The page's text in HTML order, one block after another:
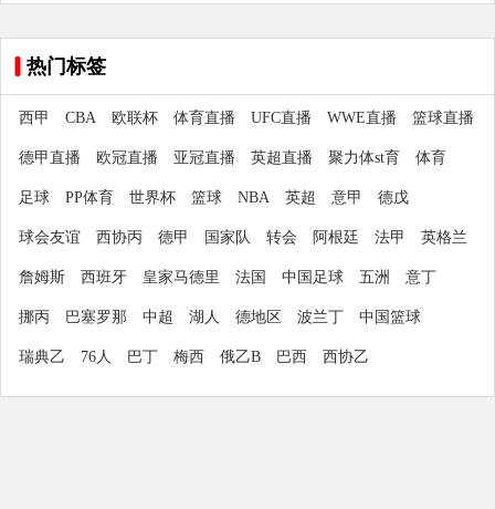
热门标签
西甲 CBA 欧联杯 体育直播 UFC直播 WWE直播 篮球直播
德甲直播 欧冠直播 亚冠直播 英超直播 聚力体st育 体育
足球 PP体育 世界杯 篮球 NBA 英超 意甲 德戊
球会友谊 西协丙 德甲 国家队 转会 阿根廷 法甲 英格兰
詹姆斯 西班牙 皇家马德里 法国 中国足球 五洲 意丁
挪丙 巴塞罗那 中超 湖人 德地区 波兰丁 中国篮球
瑞典乙 76人 巴丁 梅西 俄乙B 巴西 西协乙